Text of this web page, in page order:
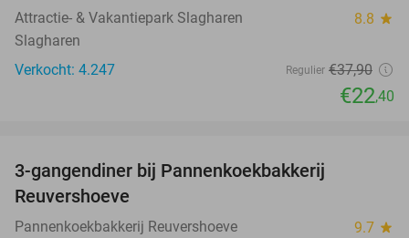
Attractie- & Vakantiepark Slagharen 8.8 star
Slagharen
Verkocht: 4.247
Regulier €37,90
€22,40
3-gangendiner bij Pannenkoekbakkerij
Reuvershoeve
Pannenkoekbakkerij Reuvershoeve 9.7 star